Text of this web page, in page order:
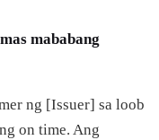
mababang
ng [Issuer] sa loob
on time. Ang